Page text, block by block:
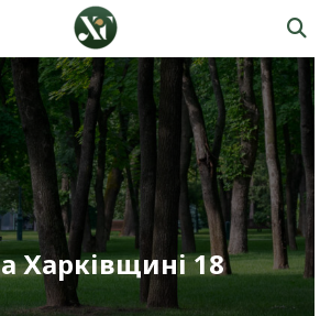
Харківщині 18